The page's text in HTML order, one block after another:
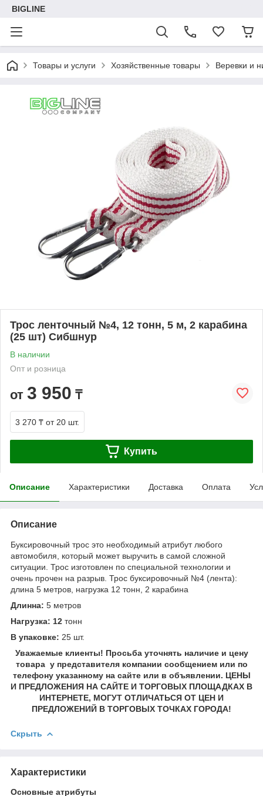
BIGLINE
Товары и услуги Хозяйственные товары Веревки и
Трос ленточный №4, 12 тонн, 5 м, 2 карабина
(25 шт) Сибшнур
В наличии
Опт и розница
от 3 950 ₸
3 270 ₸ от 20 шт.
Купить
Описание Характеристики Доставка Оплата
Описание
Буксировочный трос это необходимый атрибут любого
автомобиля, который может выручить в самой сложной
ситуации. Трос изготовлен по специальной технологии и
очень прочен на разрыв. Трос буксировочный №4 (лента):
длина 5 метров, нагрузка 12 тонн, 2 карабина
Длинна: 5 метров
Нагрузка: 12 тонн
В упаковке: 25 шт.
Уважаемые клиенты! Просьба уточнять наличие и цену
товара у представителя компании сообщением или по
телефону указанному на сайте или в объявлении. ЦЕНЫ
И ПРЕДЛОЖЕНИЯ НА САЙТЕ И ТОРГОВЫХ ПЛОЩАДКАХ В
ИНТЕРНЕТЕ, МОГУТ ОТЛИЧАТЬСЯ ОТ ЦЕН И
ПРЕДЛОЖЕНИЙ В ТОРГОВЫХ ТОЧКАХ ГОРОДА!
Скрыть
Характеристики
Основные атрибуты